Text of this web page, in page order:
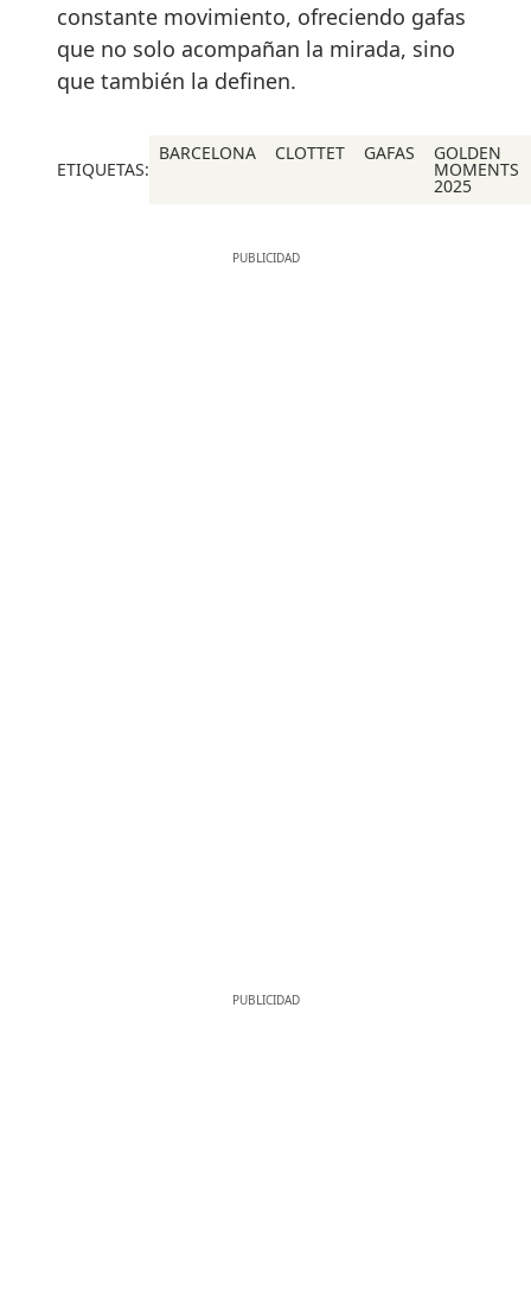
constante movimiento, ofreciendo gafas
que no solo acompañan la mirada, sino
que también la definen.
ETIQUETAS:
BARCELONA CLOTTET GAFAS GOLDEN
MOMENTS
2025